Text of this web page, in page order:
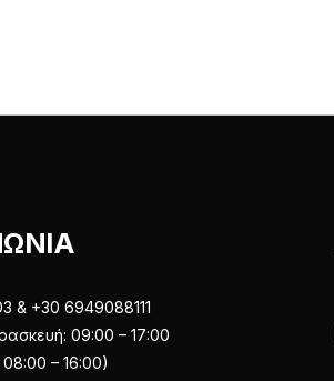
& +30 6949088111
09:00 – 17:00
08:00 – 16:00)